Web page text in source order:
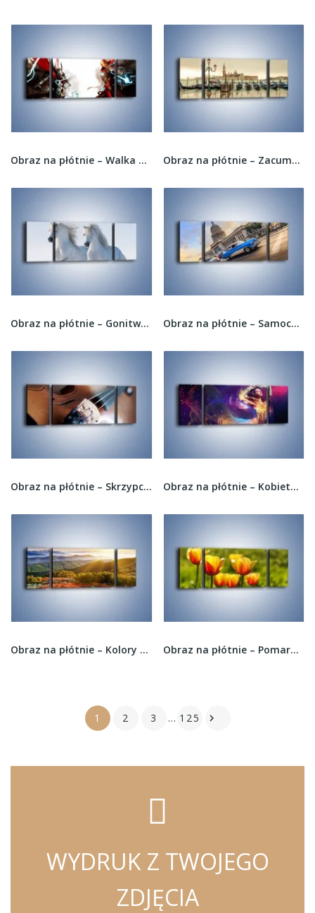
Obraz na płótnie – Walka z potężną siłą –... Obraz na płótnie – Zacumowane weneckie gondole...
Obraz na płótnie – Gonitwa konna w bieli –... Obraz na płótnie – Samochody na ulicach Hawany...
Obraz na płótnie – Skrzypce gotowe do gry –... Obraz na płótnie – Kobieta ubrana kolorem –...
Obraz na płótnie – Kolory zachodzącego słońca... Obraz na płótnie – Pomarańczowe kwiaty i zieleń...
1 2 3 … 125 
WYDRUK Z TWOJEGO
ZDJĘCIA